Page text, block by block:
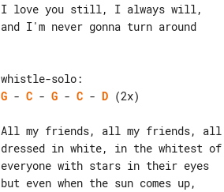
I love you still, I always will,
and I'm never gonna turn around
G - C - G - C - D (2x)
All my friends, all my friends, all
dressed in white, in the whitest of
everyone with stars in their eyes
but even when the sun comes up,